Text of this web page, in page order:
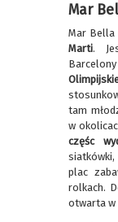
Mar
Mar
Marti.
tam
w
częśc
plac
rolkach.
otwarta w